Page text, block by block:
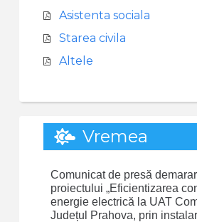
Asistenta sociala
Starea civila
Altele
Vremea
Comunicat de presă
proiectului „Eficientizarea
energie electrică la UAT
Județul Prahova, prin